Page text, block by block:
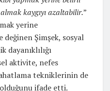
kaygıyı azaltabilir.”
yerine
değinen Şimşek, sosyal
dayanıklılığı
aktivite, nefes
tekniklerinin de
ifade etti.